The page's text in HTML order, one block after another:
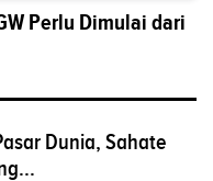
Perlu Dimulai dari
Dunia, Sahate